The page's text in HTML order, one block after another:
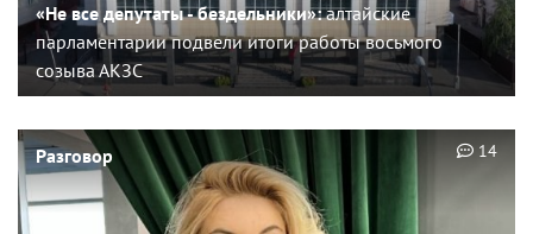
«Не все депутаты - бездельники»:алтайские
парламентарии подвели итоги работы восьмого
созыва АКЗС
Разговор 14